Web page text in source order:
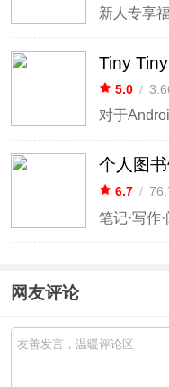
新人专享
Tiny
5.0 /
对于
个人图
6.7 /
笔记·写作
网友评论